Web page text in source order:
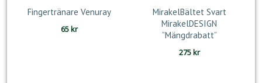
Fingertränare Venuray
65 kr
MirakelBältet Svart
MirakelDESIGN
”Mängdrabatt”
275 kr